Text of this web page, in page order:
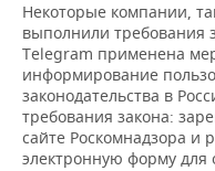
Некоторые компании,
выполнили требования
Telegram применена
информирование
законодательства в
требования закона:
сайте Роскомнадзора и
электронную форму для